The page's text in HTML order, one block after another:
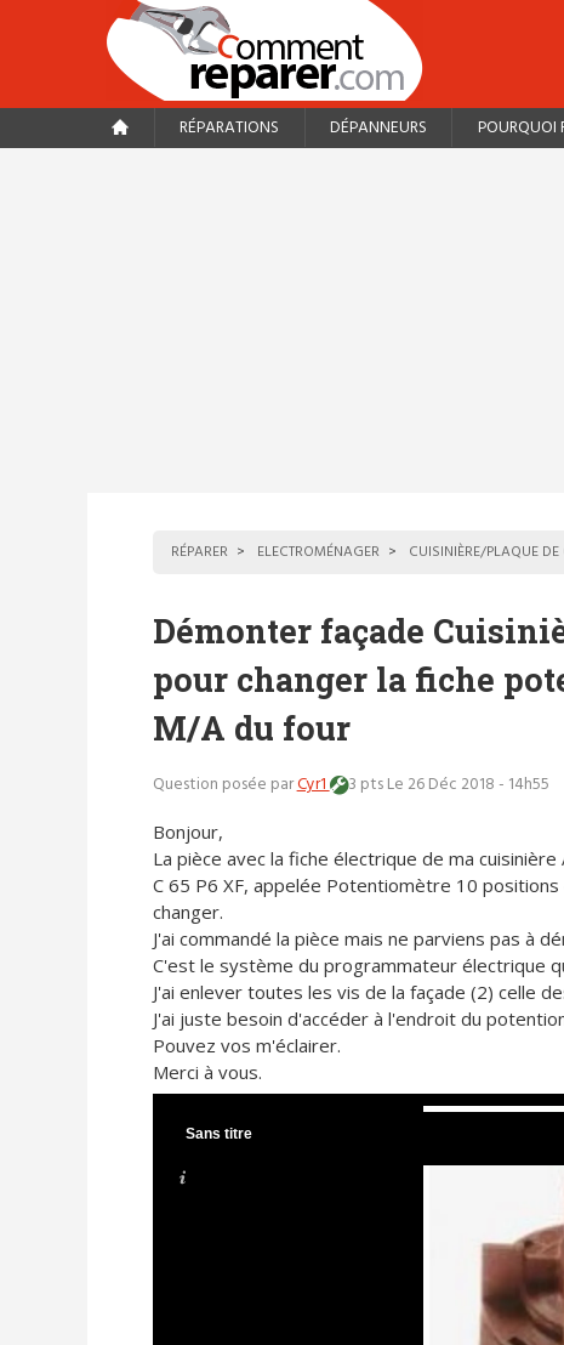
RÉPARATIONS DÉPANNEURS POURQUOI
RÉPARER ELECTROMÉNAGER CUISINIÈRE/PLAQUE
Démonter façade
pour changer la fiche
M/A du four
Question posée parCyr1 3 ptsLe 26 Déc 2018 - 14h55
Bonjour,
La pièce avec la fiche électrique de ma cuisinière
C 65 P6 XF, appelée Potentiomètre 10 positions
changer.
J'ai commandé la pièce mais ne parviens pas à
C'est le système du programmateur électrique
J'ai enlever toutes les vis de la façade (2) celle
J'ai juste besoin d'accéder à l'endroit du
Pouvez vos m'éclairer.
Merci à vous.
Sans titre